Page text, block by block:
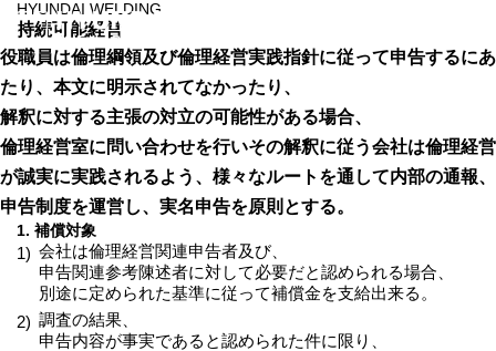
HYUNDAI WELDING
持続可能経営
役職員は倫理綱領及び倫理経営実践指針に従って申告するにあ
たり、本文に明示されてなかったり、
解釈に対する主張の対立の可能性がある場合、
倫理経営室に問い合わせを行いその解釈に従う会社は倫理経営
が誠実に実践されるよう、様々なルートを通して内部の通報、
申告制度を運営し、実名申告を原則とする。
1. 補償対象
1) 会社は倫理経営関連申告者及び、
申告関連参考陳述者に対して必要だと認められる場合、
別途に定められた基準に従って補償金を支給出来る。
2) 調査の結果、
申告内容が事実であると認められた件に限り、